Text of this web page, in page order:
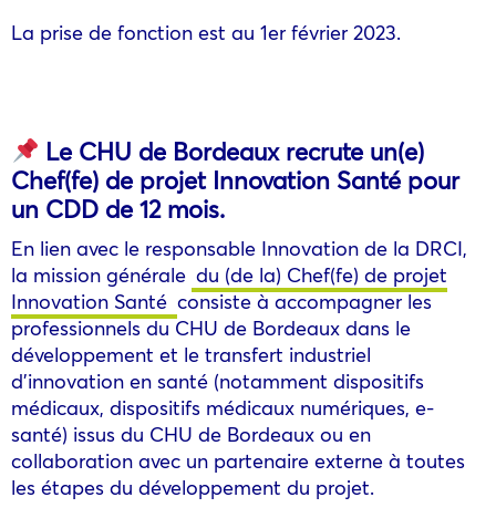
La prise de fonction est au 1er février 2023.
Le CHU de Bordeaux recrute un(e)
Chef(fe) de projet Innovation Santé pour
un CDD de 12 mois.
En lien avec le responsable Innovation de la DRCI,
la mission générale du (de la) Chef(fe) de projet
Innovation Santé consiste à accompagner les
professionnels du CHU de Bordeaux dans le
développement et le transfert industriel
d’innovation en santé (notamment dispositifs
médicaux, dispositifs médicaux numériques, e-
santé) issus du CHU de Bordeaux ou en
collaboration avec un partenaire externe à toutes
les étapes du développement du projet.